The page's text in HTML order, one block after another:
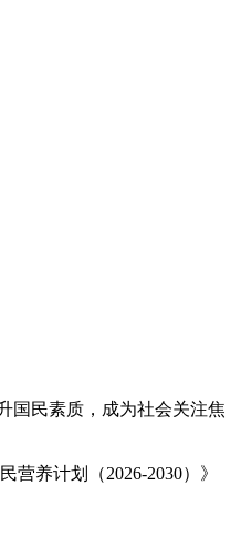
国民素质，成为社会关注焦
养计划（2026-2030）》